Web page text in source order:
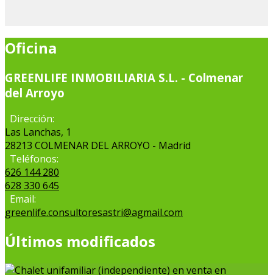
Oficina
GREENLIFE INMOBILIARIA S.L. - Colmenar
del Arroyo
Dirección:
Las Lanchas, 1
28213 COLMENAR DEL ARROYO - Madrid
Teléfonos:
626 144 280
628 330 645
Email:
greenlife.consultoresastri@agmail.com
Últimos modificados